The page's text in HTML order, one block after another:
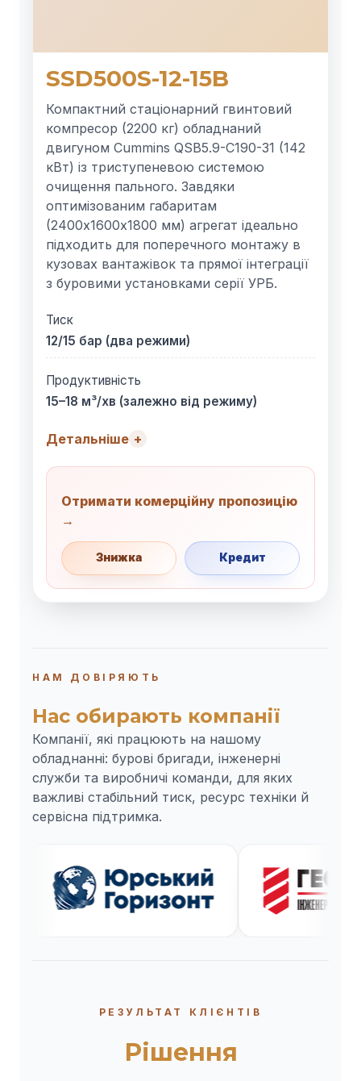
SSD500S-12-15B
Компактний стаціонарний гвинтовий
компресор (2200 кг) обладнаний
двигуном Cummins QSB5.9-C190-31 (142
кВт) із триступеневою системою
очищення пального. Завдяки
оптимізованим габаритам
(2400х1600х1800 мм) агрегат ідеально
підходить для поперечного монтажу в
кузовах вантажівок та прямої інтеграції
з буровими установками серії УРБ.
Тиск
12/15 бар (два режими)
Продуктивність
15–18 м³/хв (залежно від режиму)
Детальніше
Отримати комерційну пропозицію
→
Знижка Кредит
НАМ ДОВІРЯЮТЬ
Нас обирають компанії
Компанії, які працюють на нашому
обладнанні: бурові бригади, інженерні
служби та виробничі команди, для яких
важливі стабільний тиск, ресурс техніки й
сервісна підтримка.
РЕЗУЛЬТАТ КЛІЄНТІВ
Рішення